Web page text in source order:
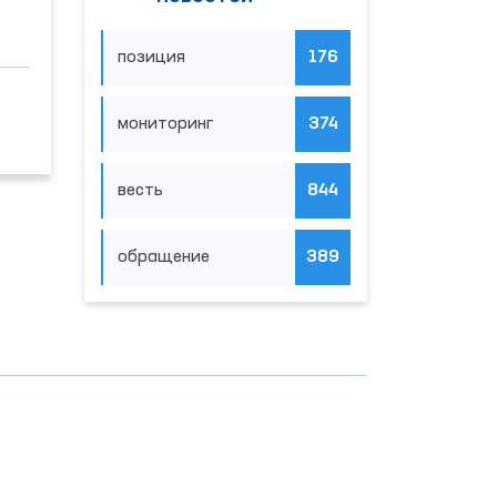
позиция 176
мониторинг 374
весть 844
обращение 389